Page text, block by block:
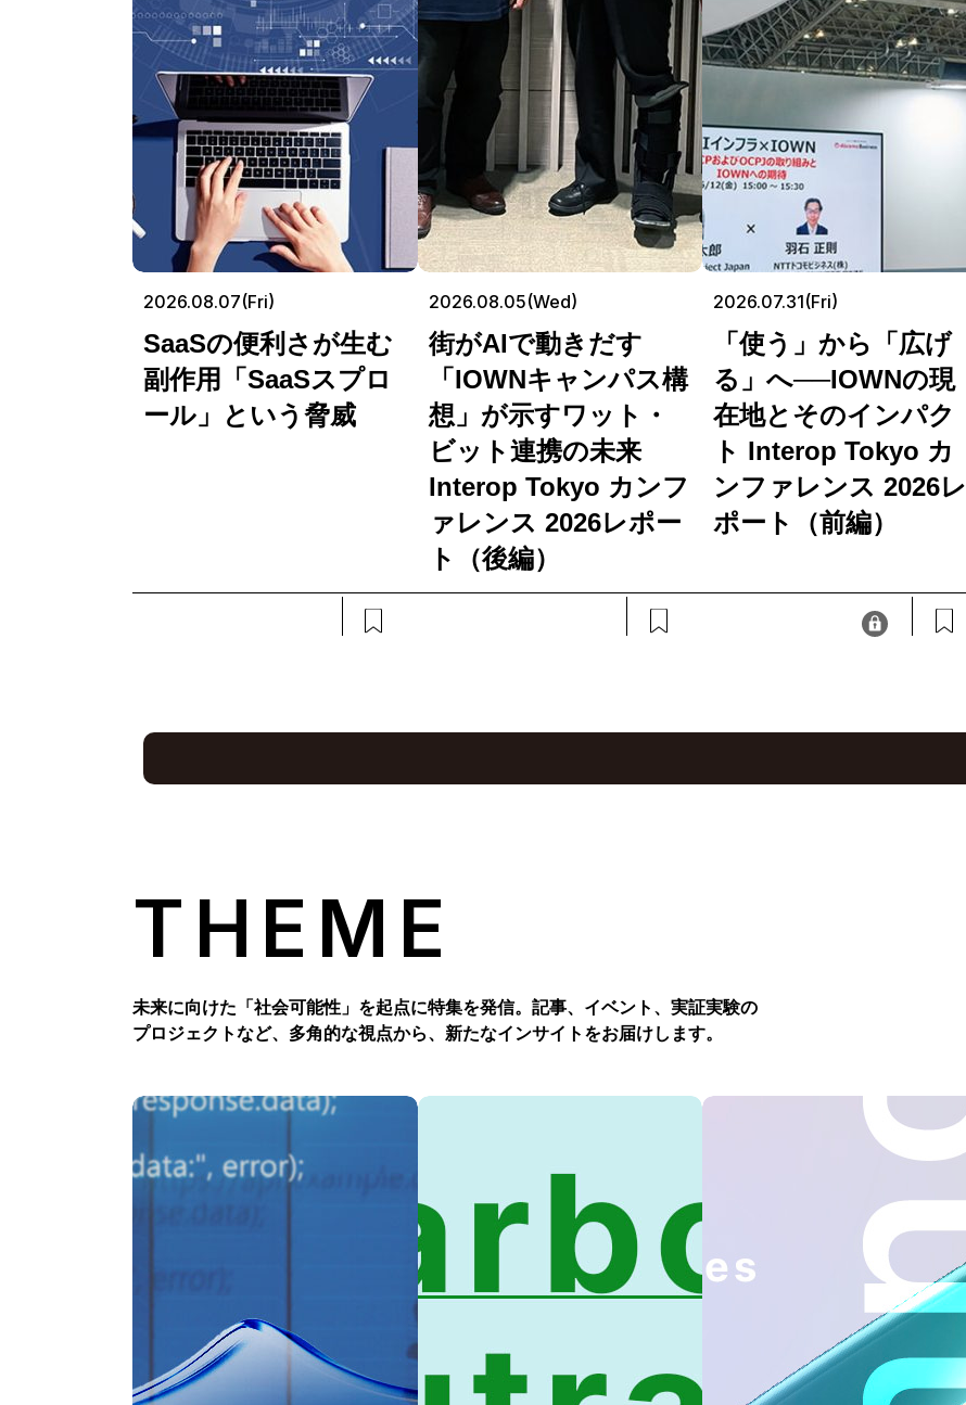
2026.08.07(Fri)
SaaSの便利さが生む
副作用「SaaSスプロ
ール」という脅威
2026.08.05(Wed)
街がAIで動きだす
「IOWNキャンパス構
想」が示すワット・
ビット連携の未来
Interop Tokyo カンフ
ァレンス 2026レポー
ト（後編）
2026.07.31(Fri)
「使う」から「広げ
る」へ──IOWNの現
在地とそのインパク
ト Interop Tokyo カ
ンファレンス 2026レ
ポート（前編）
THEME
未来に向けた「社会可能性」を起点に特集を発信。記事、イベント、実証実験の
プロジェクトなど、多角的な視点から、新たなインサイトをお届けします。